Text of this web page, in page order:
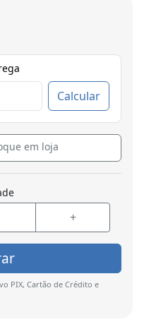
Calcular
em loja
+
PIX, Cartão de Crédito e